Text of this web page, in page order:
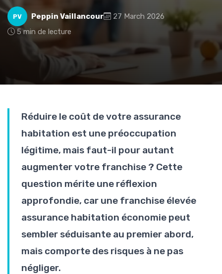
PV Peppin Vaillancour
27 March 2026
5 min de lecture
Réduire le coût de votre assurance
habitation est une préoccupation
légitime, mais faut-il pour autant
augmenter votre franchise ? Cette
question mérite une réflexion
approfondie, car une franchise élevée
assurance habitation économie peut
sembler séduisante au premier abord,
mais comporte des risques à ne pas
négliger.